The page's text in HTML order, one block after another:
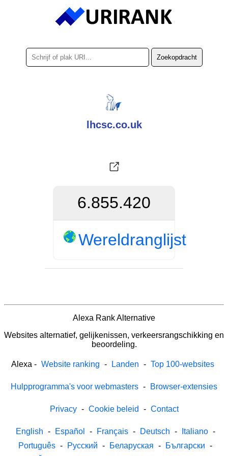
lhcsc.co.uk
6.855.420
Wereldranglijst
Alexa Rank Alternative
Websites alternatief, gelijkenissen, verkeersrangschikking en
beoordeling.
Alexa - Website ranking - Landen - Top 100-websites
Hulpprogramma's voor webmasters - Browser-extensies
Privacy - Cookie beleid - Contact
English - Español - Français - Deutsch - Italiano -
Português - Русский - Беларуская - Български -